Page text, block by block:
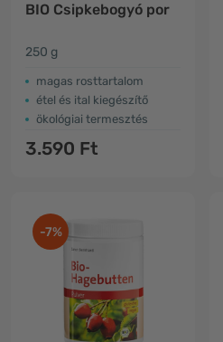
BIO Csipkebogyó por
250 g
magas rosttartalom
étel és ital kiegészítő
ökológiai termesztés
3.590 Ft
-7%